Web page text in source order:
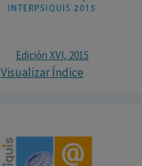
Edición XVI, 2015
Visualizar Índice